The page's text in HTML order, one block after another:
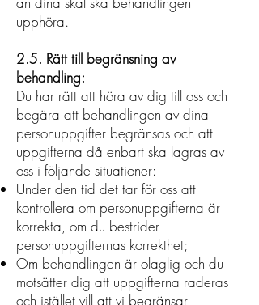
upphöra.
2.5. Rätt till begränsning av
behandling:
Du har rätt att höra av dig till oss och
begära att behandlingen av dina
personuppgifter begränsas och att
uppgifterna då enbart ska lagras av
oss i följande situationer:
Under den tid det tar för oss att
kontrollera om personuppgifterna är
korrekta, om du bestrider
personuppgifternas korrekthet;
Om behandlingen är olaglig och du
motsätter dig att uppgifterna raderas
och istället vill att vi begränsar